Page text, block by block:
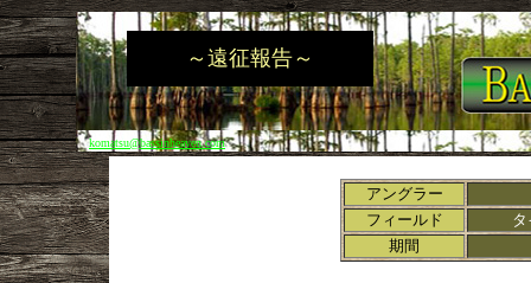
～遠征報告～
komatsu@bassinheaven.com
アングラー
フィールド
期間